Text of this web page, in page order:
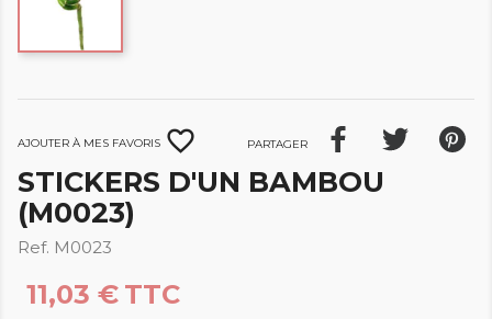
Ajouter à mes favoris favorite_border Partager
STICKERS D'UN BAMBOU
(M0023)
Ref. M0023
11,03 € TTC